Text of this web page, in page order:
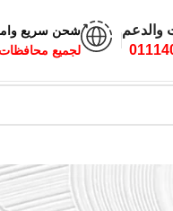
والدعم
شحن سريع
لجميع